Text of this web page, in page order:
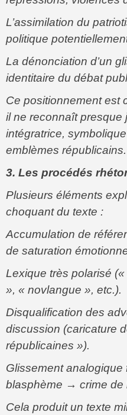
L’assimilation du
politique
La dénonciation d’un
identitaire du débat
Ce positionnement est
il ne reconnaît presque
intégratrice,
emblèmes républicains.
3. Les procédés
Plusieurs éléments
choquant du texte :
Accumulation de
de saturation
Lexique très polarisé
», « novlangue », etc.).
Disqualification des
discussion (caricature
républicaines »).
Glissement analogique
blasphème → crime de
Cela produit un texte